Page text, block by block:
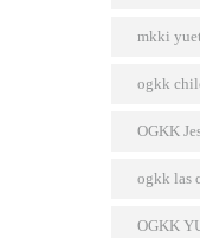
mkki
ogkk
OGKK
ogkk las
OGKK